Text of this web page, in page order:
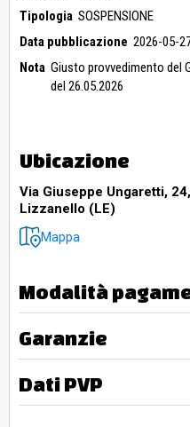
Tipologia SOSPENSIONE
Data pubblicazione 2026-05-
Nota Giusto provvedimento del
del 26.05.2026
Ubicazione
Via Giuseppe Ungaretti,
Lizzanello (LE)
Mappa
Modalità
Garanzie
Dati PVP